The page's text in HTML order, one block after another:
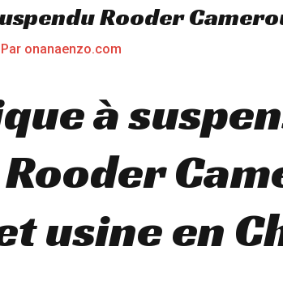
Rooder
onanaenzo.com
à
usine en